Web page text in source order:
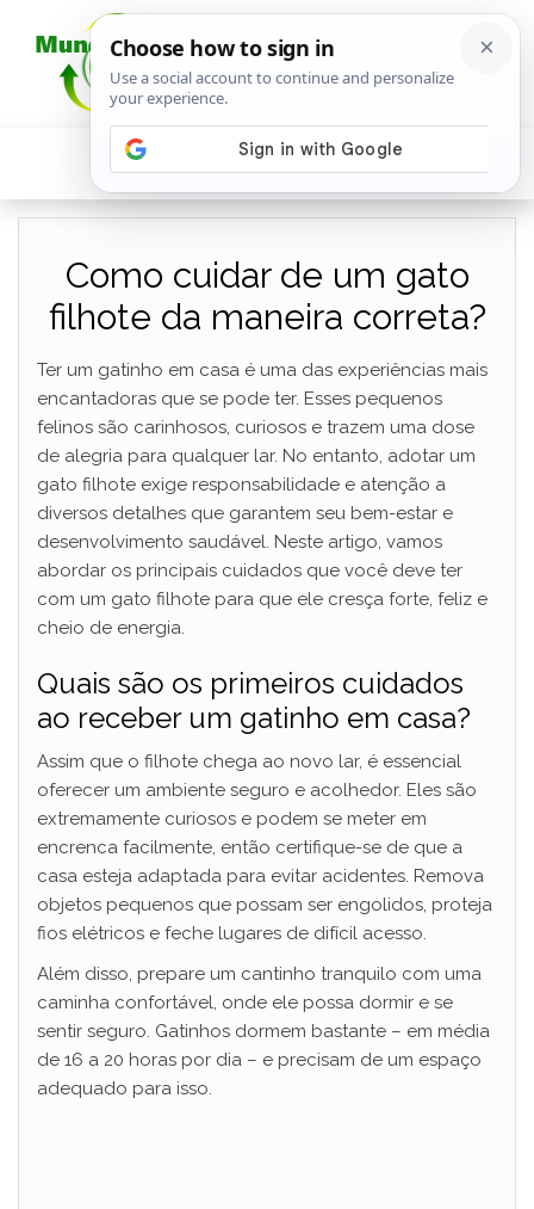
Como cuidar de um gato
filhote da maneira correta?
Ter um gatinho em casa é uma das experiências mais
encantadoras que se pode ter. Esses pequenos
felinos são carinhosos, curiosos e trazem uma dose
de alegria para qualquer lar. No entanto, adotar um
gato filhote exige responsabilidade e atenção a
diversos detalhes que garantem seu bem-estar e
desenvolvimento saudável. Neste artigo, vamos
abordar os principais cuidados que você deve ter
com um gato filhote para que ele cresça forte, feliz e
cheio de energia.
Quais são os primeiros cuidados
ao receber um gatinho em casa?
Assim que o filhote chega ao novo lar, é essencial
oferecer um ambiente seguro e acolhedor. Eles são
extremamente curiosos e podem se meter em
encrenca facilmente, então certifique-se de que a
casa esteja adaptada para evitar acidentes. Remova
objetos pequenos que possam ser engolidos, proteja
fios elétricos e feche lugares de difícil acesso.
Além disso, prepare um cantinho tranquilo com uma
caminha confortável, onde ele possa dormir e se
sentir seguro. Gatinhos dormem bastante – em média
de 16 a 20 horas por dia – e precisam de um espaço
adequado para isso.